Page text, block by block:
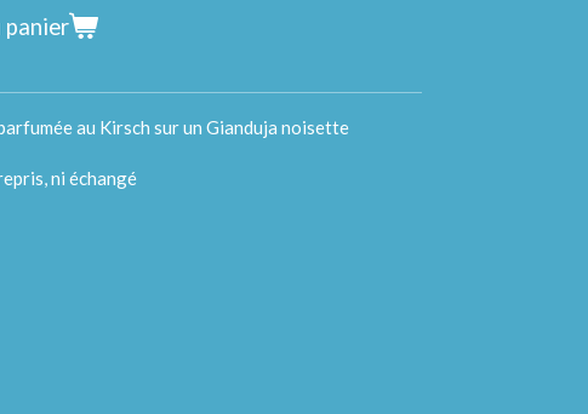
au Kirsch sur un Gianduja noisette
ni échangé